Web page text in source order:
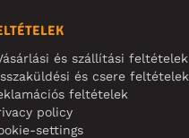
és szállítási feltételek
és csere feltételek
feltételek
policy
settings